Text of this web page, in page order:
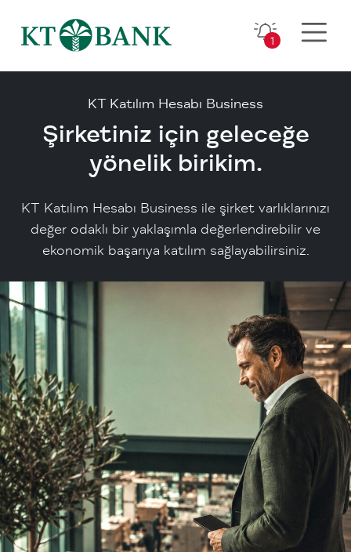
1
KT Katılım Hesabı Business
Şirketiniz için geleceğe
yönelik birikim.
KT Katılım Hesabı Business ile şirket varlıklarınızı
değer odaklı bir yaklaşımla değerlendirebilir ve
ekonomik başarıya katılım sağlayabilirsiniz.